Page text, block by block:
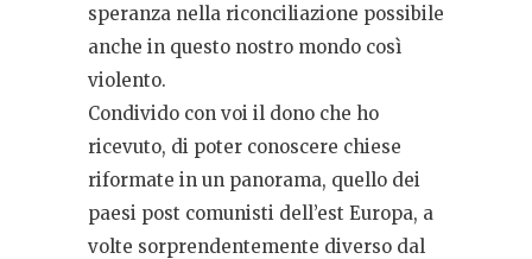
speranza nella riconciliazione possibile
anche in questo nostro mondo così
violento.
Condivido con voi il dono che ho
ricevuto, di poter conoscere chiese
riformate in un panorama, quello dei
paesi post comunisti dell’est Europa, a
volte sorprendentemente diverso dal